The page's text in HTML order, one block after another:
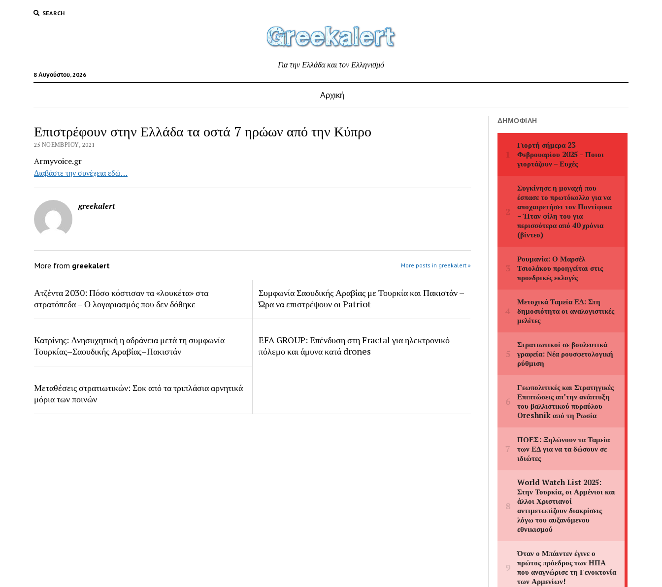
SEARCH
8 Αυγούστου, 2026
Για την Ελλάδα και τον Ελληνισμό
Αρχική
Επιστρέφουν στην Ελλάδα τα οστά 7 ηρώων από την Κύπρο
25 ΝΟΕΜΒΡΊΟΥ, 2021
Armyvoice.gr
Διαβάστε την συνέχεια εδώ…
greekalert
More from greekalert More posts in greekalert »
Ατζέντα 2030: Πόσο κόστισαν τα «λουκέτα» στα
στρατόπεδα – Ο λογαριασμός που δεν δόθηκε
Συμφωνία Σαουδικής Αραβίας με Τουρκία και Πακιστάν –
Ώρα να επιστρέψουν οι Patriot
Κατρίνης: Ανησυχητική η αδράνεια μετά τη συμφωνία
Τουρκίας–Σαουδικής Αραβίας–Πακιστάν
EFA GROUP: Επένδυση στη Fractal για ηλεκτρονικό
πόλεμο και άμυνα κατά drones
Μεταθέσεις στρατιωτικών: Σοκ από τα τριπλάσια αρνητικά
μόρια των ποινών
ΔΗΜΟΦΙΛΉ